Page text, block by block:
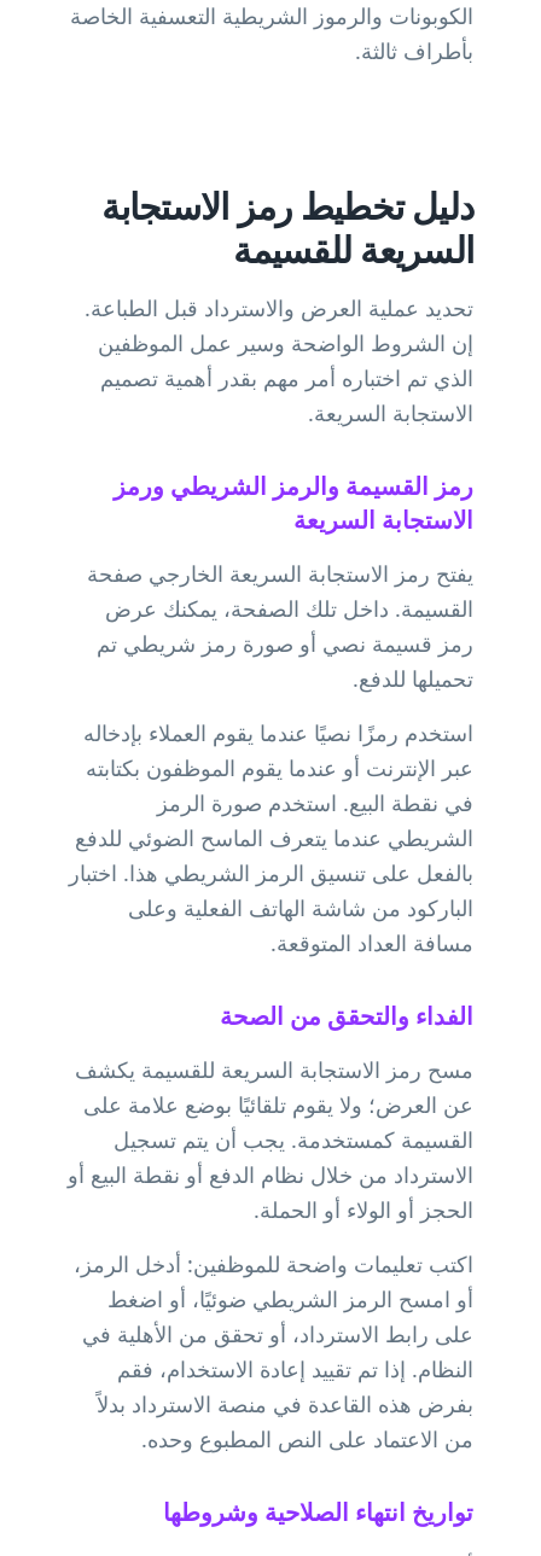
الكوبونات والرموز الشريطية التعسفية الخاصة
بأطراف ثالثة.
دليل تخطيط رمز الاستجابة
السريعة للقسيمة
تحديد عملية العرض والاسترداد قبل الطباعة.
إن الشروط الواضحة وسير عمل الموظفين
الذي تم اختباره أمر مهم بقدر أهمية تصميم
الاستجابة السريعة.
رمز القسيمة والرمز الشريطي ورمز
الاستجابة السريعة
يفتح رمز الاستجابة السريعة الخارجي صفحة
القسيمة. داخل تلك الصفحة، يمكنك عرض
رمز قسيمة نصي أو صورة رمز شريطي تم
تحميلها للدفع.
استخدم رمزًا نصيًا عندما يقوم العملاء بإدخاله
عبر الإنترنت أو عندما يقوم الموظفون بكتابته
في نقطة البيع. استخدم صورة الرمز
الشريطي عندما يتعرف الماسح الضوئي للدفع
بالفعل على تنسيق الرمز الشريطي هذا. اختبار
الباركود من شاشة الهاتف الفعلية وعلى
مسافة العداد المتوقعة.
الفداء والتحقق من الصحة
مسح رمز الاستجابة السريعة للقسيمة يكشف
عن العرض؛ ولا يقوم تلقائيًا بوضع علامة على
القسيمة كمستخدمة. يجب أن يتم تسجيل
الاسترداد من خلال نظام الدفع أو نقطة البيع أو
الحجز أو الولاء أو الحملة.
اكتب تعليمات واضحة للموظفين: أدخل الرمز،
أو امسح الرمز الشريطي ضوئيًا، أو اضغط
على رابط الاسترداد، أو تحقق من الأهلية في
النظام. إذا تم تقييد إعادة الاستخدام، فقم
بفرض هذه القاعدة في منصة الاسترداد بدلاً
من الاعتماد على النص المطبوع وحده.
تواريخ انتهاء الصلاحية وشروطها